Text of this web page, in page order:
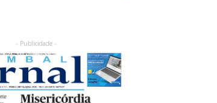
- Publicidade -